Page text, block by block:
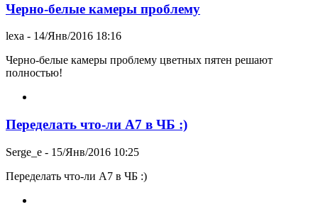
Черно-белые камеры проблему
lexa - 14/Янв/2016 18:16
Черно-белые камеры проблему цветных пятен решают
полностью!
Переделать что-ли А7 в ЧБ :)
Serge_e - 15/Янв/2016 10:25
Переделать что-ли А7 в ЧБ :)